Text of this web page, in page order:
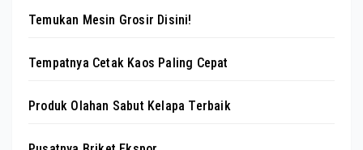
Temukan Mesin Grosir Disini!
Tempatnya Cetak Kaos Paling Cepat
Produk Olahan Sabut Kelapa Terbaik